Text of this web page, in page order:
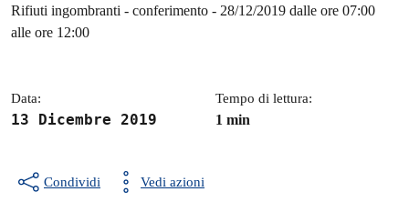
Dettagli della notizia
Rifiuti ingombranti - conferimento - 28/12/2019 dalle ore 07:00
alle ore 12:00
Data:
13 Dicembre 2019
Tempo di lettura:
1 min
Condividi Vedi azioni